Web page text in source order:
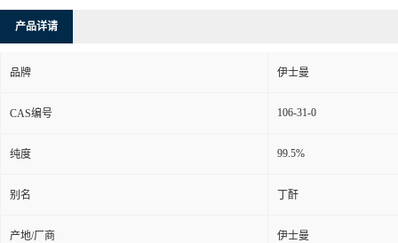
产品详请
品牌 伊士曼
CAS编号 106-31-0
纯度 99.5%
别名 丁酐
产地/厂商 伊士曼